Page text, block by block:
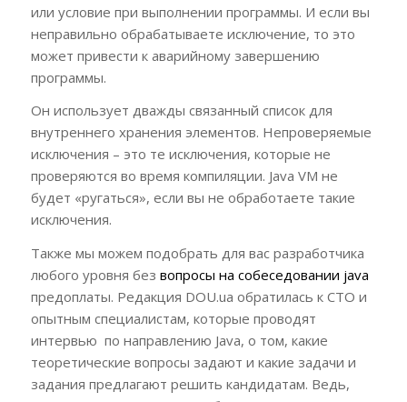
или условие при выполнении программы. И если вы
неправильно обрабатываете исключение, то это
может привести к аварийному завершению
программы.
Он использует дважды связанный список для
внутреннего хранения элементов. Непроверяемые
исключения – это те исключения, которые не
проверяются во время компиляции. Java VM не
будет «ругаться», если вы не обработаете такие
исключения.
Также мы можем подобрать для вас разработчика
любого уровня без вопросы на собеседовании java
предоплаты. Редакция DOU.ua обратилась к СТО и
опытным специалистам, которые проводят
интервью по направлению Java, о том, какие
теоретические вопросы задают и какие задачи и
задания предлагают решить кандидатам. Ведь,